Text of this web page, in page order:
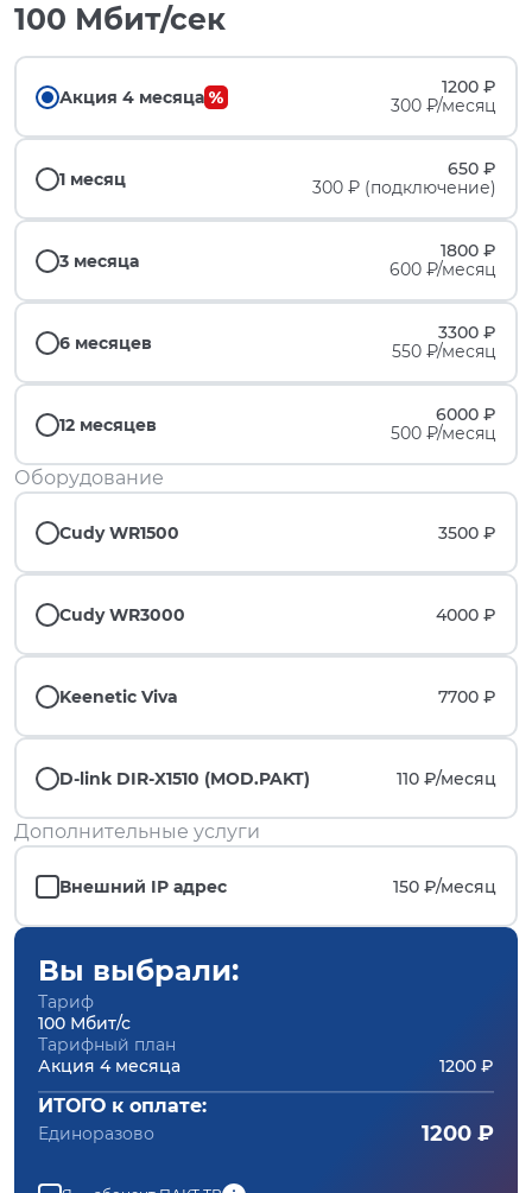
100 Мбит/сек
Акция 4 месяца
1200 ₽
300 ₽/месяц
1 месяц
650 ₽
300 ₽ (подключение)
3 месяца
1800 ₽
600 ₽/месяц
6 месяцев
3300 ₽
550 ₽/месяц
12 месяцев
6000 ₽
500 ₽/месяц
Оборудование
Cudy WR1500 3500 ₽
Cudy WR3000 4000 ₽
Keenetic Viva 7700 ₽
D-link DIR-X1510 (MOD.PAKT) 110 ₽/месяц
Дополнительные услуги
Внешний IP адрес 150 ₽/месяц
Вы выбрали:
Тариф
100 Мбит/с
Тарифный план
Акция 4 месяца
1200 ₽
ИТОГО к оплате:
Единоразово 1200 ₽